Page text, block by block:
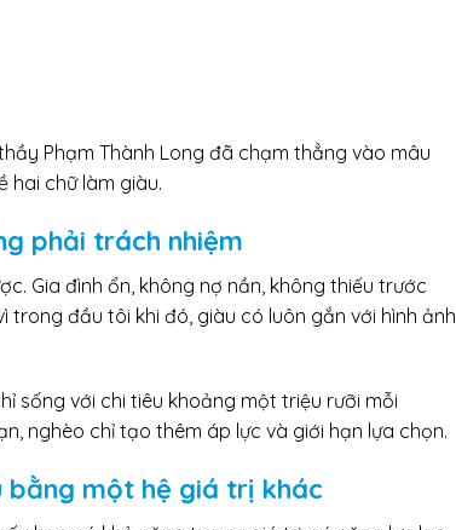
Phạm Thành Long đã chạm thẳng vào mâu
hai chữ làm giàu.
phải trách nhiệm
Gia đình ổn, không nợ nần, không thiếu trước
đầu tôi khi đó, giàu có luôn gắn với hình ảnh
sống với chi tiêu khoảng một triệu rưỡi mỗi
nghèo chỉ tạo thêm áp lực và giới hạn lựa chọn.
bằng một hệ giá trị khác